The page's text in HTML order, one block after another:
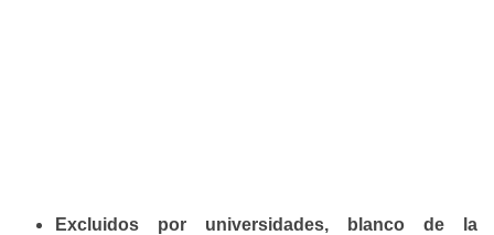
Excluidos por universidades, blanco de la